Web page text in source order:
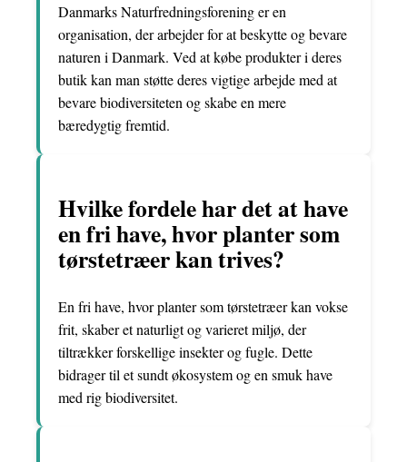
Danmarks Naturfredningsforening er en
organisation, der arbejder for at beskytte og bevare
naturen i Danmark. Ved at købe produkter i deres
butik kan man støtte deres vigtige arbejde med at
bevare biodiversiteten og skabe en mere
bæredygtig fremtid.
Hvilke fordele har det at have
en fri have, hvor planter som
tørstetræer kan trives?
En fri have, hvor planter som tørstetræer kan vokse
frit, skaber et naturligt og varieret miljø, der
tiltrækker forskellige insekter og fugle. Dette
bidrager til et sundt økosystem og en smuk have
med rig biodiversitet.